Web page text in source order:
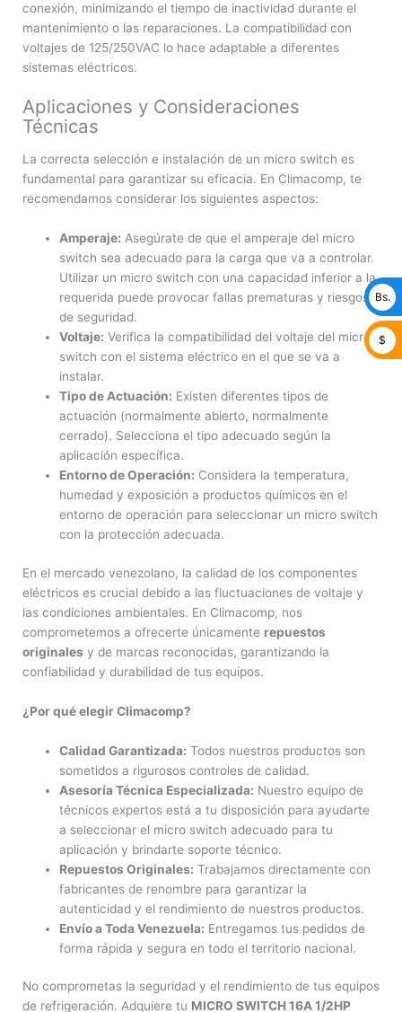
conexión, minimizando el tiempo de inactividad durante el
mantenimiento o las reparaciones. La compatibilidad con
voltajes de 125/250VAC lo hace adaptable a diferentes
sistemas eléctricos.
Aplicaciones y Consideraciones
Técnicas
La correcta selección e instalación de un micro switch es
fundamental para garantizar su eficacia. En Climacomp, te
recomendamos considerar los siguientes aspectos:
Amperaje: Asegúrate de que el amperaje del micro
switch sea adecuado para la carga que va a controlar.
Utilizar un micro switch con una capacidad inferior a la
requerida puede provocar fallas prematuras y riesgos
de seguridad.
Voltaje: Verifica la compatibilidad del voltaje del micro
switch con el sistema eléctrico en el que se va a
instalar.
Tipo de Actuación: Existen diferentes tipos de
actuación (normalmente abierto, normalmente
cerrado). Selecciona el tipo adecuado según la
aplicación específica.
Entorno de Operación: Considera la temperatura,
humedad y exposición a productos químicos en el
entorno de operación para seleccionar un micro switch
con la protección adecuada.
En el mercado venezolano, la calidad de los componentes
eléctricos es crucial debido a las fluctuaciones de voltaje y
las condiciones ambientales. En Climacomp, nos
comprometemos a ofrecerte únicamente repuestos
originales y de marcas reconocidas, garantizando la
confiabilidad y durabilidad de tus equipos.
¿Por qué elegir Climacomp?
Calidad Garantizada: Todos nuestros productos son
sometidos a rigurosos controles de calidad.
Asesoría Técnica Especializada: Nuestro equipo de
técnicos expertos está a tu disposición para ayudarte
a seleccionar el micro switch adecuado para tu
aplicación y brindarte soporte técnico.
Repuestos Originales: Trabajamos directamente con
fabricantes de renombre para garantizar la
autenticidad y el rendimiento de nuestros productos.
Envío a Toda Venezuela: Entregamos tus pedidos de
forma rápida y segura en todo el territorio nacional.
No comprometas la seguridad y el rendimiento de tus equipos
de refrigeración. Adquiere tu MICRO SWITCH 16A 1/2HP
Bs.
$